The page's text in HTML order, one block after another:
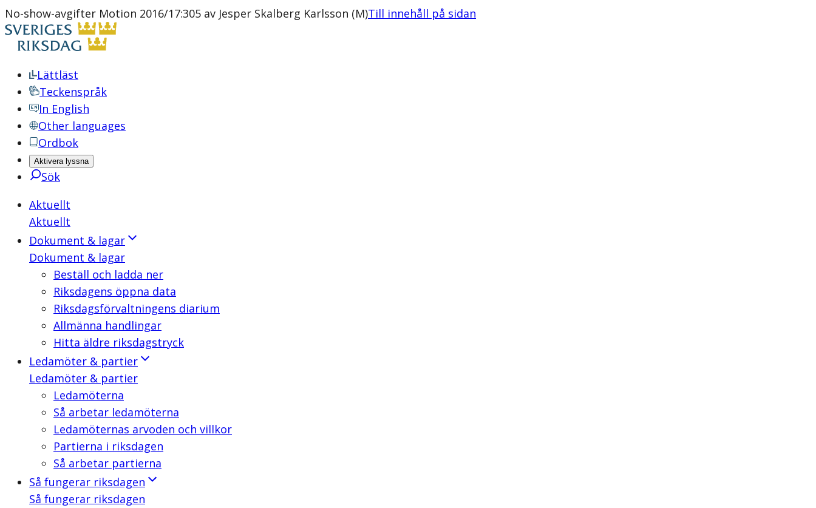
No-show-avgifter Motion 2016/17:305 av Jesper Skalberg Karlsson (M)Till innehåll på sidan
Lättläst
Teckenspråk
In English
Other languages
Ordbok
Aktivera lyssna
Sök
Aktuellt
Aktuellt
Dokument & lagar
Dokument & lagar
Beställ och ladda ner
Riksdagens öppna data
Riksdagsförvaltningens diarium
Allmänna handlingar
Hitta äldre riksdagstryck
Ledamöter & partier
Ledamöter & partier
Ledamöterna
Så arbetar ledamöterna
Ledamöternas arvoden och villkor
Partierna i riksdagen
Så arbetar partierna
Så fungerar riksdagen
Så fungerar riksdagen